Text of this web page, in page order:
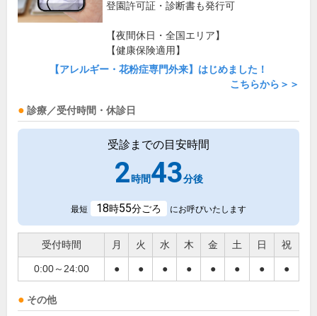
登園許可証・診断書も発行可
【夜間休日・全国エリア】
【健康保険適用】
【アレルギー・花粉症専門外来】はじめました！
こちらから＞＞
診療／受付時間・休診日
受診までの目安時間
2時間43分後
最短 18時55分ごろ にお呼びいたします
受付時間 月 火 水 木 金 土 日 祝
0:00～24:00 ● ● ● ● ● ● ● ●
その他